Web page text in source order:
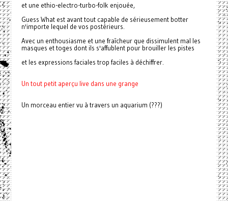
et une ethio-electro-turbo-folk enjouée,
Guess What est avant tout capable de sérieusement botter
n'importe lequel de vos postérieurs.
Avec un enthousiasme et une fraîcheur que dissimulent mal les
masques et toges dont ils s'affublent pour brouiller les pistes
et les expressions faciales trop faciles à déchiffrer.
Un tout petit aperçu live dans une grange
Un morceau entier vu à travers un aquarium (???)